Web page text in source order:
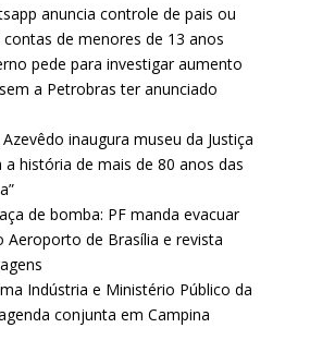
anuncia controle de pais ou
de menores de 13 anos
pede para investigar aumento
a Petrobras ter anunciado
Azevêdo inaugura museu da Justiça
a história de mais de 80 anos das
de bomba: PF manda evacuar
Aeroporto de Brasília e revista
Indústria e Ministério Público da
conjunta em Campina